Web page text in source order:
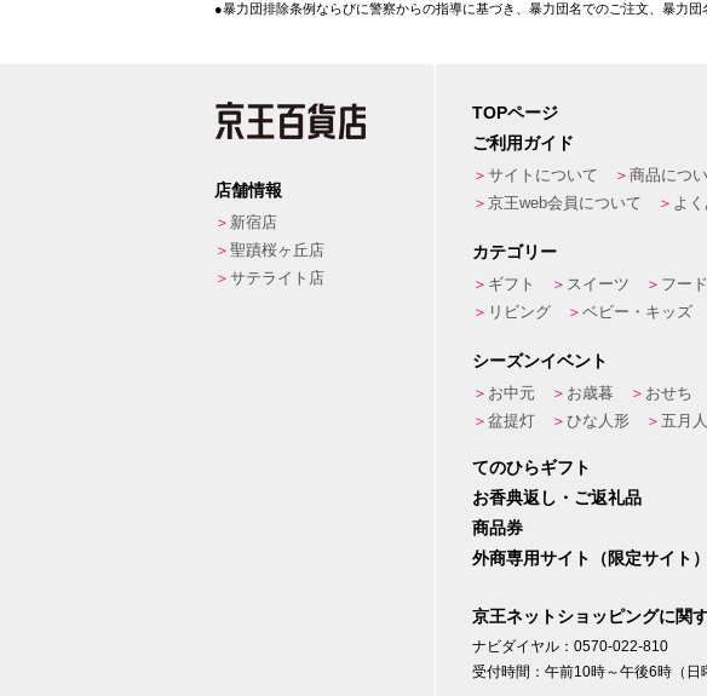
●暴力団排除条例ならびに警察からの指導に基づき、暴力団名でのご注文、暴力団
店舗情報
新宿店
聖蹟桜ヶ丘店
サテライト店
TOPページ
ご利用ガイド
サイトについて 商品につ
京王web会員について
よ
カテゴリー
ギフト スイーツ フード
リビング
ベビー・キッズ
シーズンイベント
お中元 お歳暮 おせち
盆提灯
ひな人形 五月
てのひらギフト
お香典返し・ご返礼品
商品券
外商専用サイト（限定サイト）
京王ネットショッピングに関
ナビダイヤル：0570-022-810
受付時間：午前10時～午後6時（日